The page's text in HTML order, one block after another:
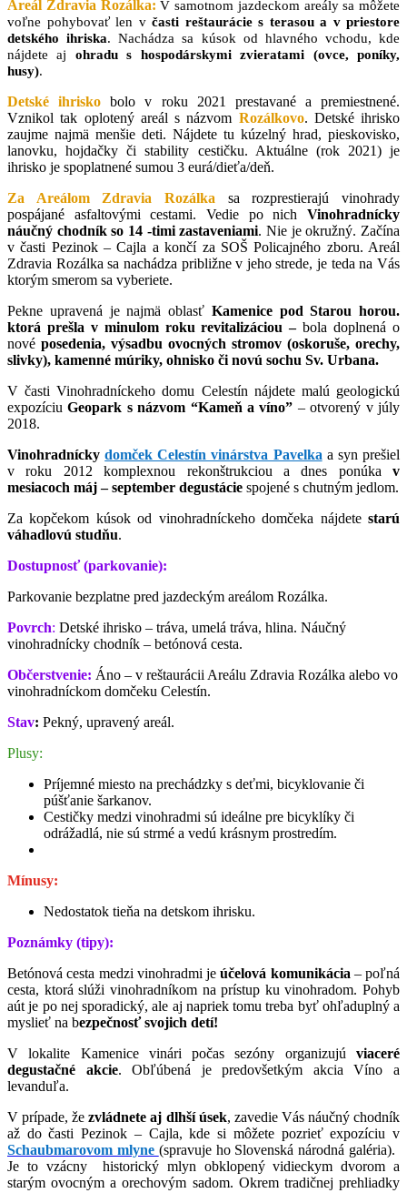
Areál Zdravia Rozálka:V samotnom jazdeckom areály sa môžete
voľne pohybovať len v časti reštaurácie s terasou a v priestore
detského ihriska. Nachádza sa kúsok od hlavného vchodu, kde
nájdete aj ohradu s hospodárskymi zvieratami (ovce, poníky,
husy).
Detské ihrisko bolo v roku 2021 prestavané a premiestnené.
Vznikol tak oplotený areál s názvom Rozálkovo. Detské ihrisko
zaujme najmä menšie deti. Nájdete tu kúzelný hrad, pieskovisko,
lanovku, hojdačky či stability cestičku. Aktuálne (rok 2021) je
ihrisko je spoplatnené sumou 3 eurá/dieťa/deň.
Za Areálom Zdravia Rozálka sa rozprestierajú vinohrady
pospájané asfaltovými cestami. Vedie po nich Vinohradnícky
náučný chodník so 14 -timi zastaveniami. Nie je okružný. Začína
v časti Pezinok – Cajla a končí za SOŠ Policajného zboru. Areál
Zdravia Rozálka sa nachádza približne v jeho strede, je teda na Vás
ktorým smerom sa vyberiete.
Pekne upravená je najmä oblasť Kamenice pod Starou horou.
ktorá prešla v minulom roku revitalizáciou –bola doplnená o
nové posedenia, výsadbu ovocných stromov (oskoruše, orechy,
slivky), kamenné múriky, ohnisko či novú sochu Sv. Urbana.
V časti Vinohradníckeho domu Celestín nájdete malú geologickú
expozíciuGeopark s názvom “Kameň a víno” – otvorený v júly
2018.
Vinohradníckydomček Celestín vinárstva Pavelka a syn prešiel
v roku 2012 komplexnou rekonštrukciou a dnes ponúka v
mesiacoch máj – september degustácie spojené s chutným jedlom.
Za kopčekom kúsok od vinohradníckeho domčeka nájdete starú
váhadlovú studňu.
Dostupnosť (parkovanie):
Parkovanie bezplatne pred jazdeckým areálom Rozálka.
Povrch: Detské ihrisko – tráva, umelá tráva, hlina. Náučný
vinohradnícky chodník – betónová cesta.
Občerstvenie: Áno – v reštaurácii Areálu Zdravia Rozálka alebo vo
vinohradníckom domčeku Celestín.
Stav: Pekný, upravený areál.
Plusy:
Príjemné miesto na prechádzky s deťmi, bicyklovanie či
púšťanie šarkanov.
Cestičky medzi vinohradmi sú ideálne pre bicyklíky či
odrážadlá, nie sú strmé a vedú krásnym prostredím.
Mínusy:
Nedostatok tieňa na detskom ihrisku.
Poznámky (tipy):
Betónová cesta medzi vinohradmi jeúčelová komunikácia – poľná
cesta, ktorá slúži vinohradníkom na prístup ku vinohradom. Pohyb
aút je po nej sporadický, ale aj napriek tomu treba byť ohľaduplný a
myslieť na bezpečnosť svojich detí!
V lokalite Kamenice vinári počas sezóny organizujú viaceré
degustačné akcie. Obľúbená je predovšetkým akcia Víno a
levanduľa.
V prípade, žezvládnete aj dlhší úsek, zavedie Vás náučný chodník
až do časti Pezinok – Cajla, kde si môžete pozrieť expozíciu v
Schaubmarovom mlyne (spravuje ho Slovenská národná galéria).
Je to vzácnyhistorický mlyn obklopený vidieckym dvorom a
starým ovocným a orechovým sadom. Okrem tradičnej prehliadky